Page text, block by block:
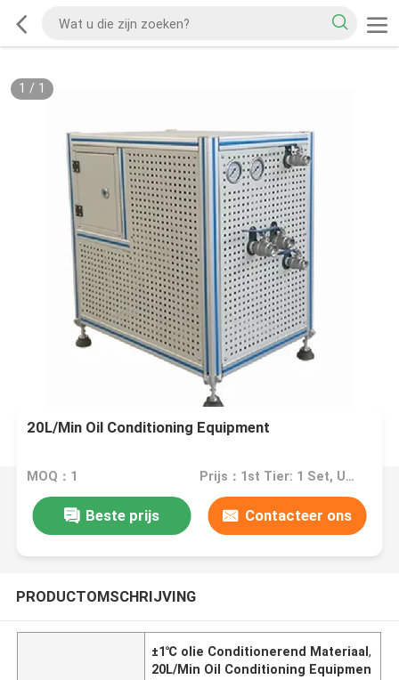
1 / 1
20L/Min Oil Conditioning Equipment
MOQ：1 Prijs：1st Tier: 1 Set, Unit Price USD 3.00 2nd Tier: 2-5 Sets, Unit Price USD 2.00 3rd Tier: Over 5 Sets, Unit Price USD 1.00
Beste prijs Contacteer ons
PRODUCTOMSCHRIJVING
±1℃ olie Conditionerend Materiaal,
20L/Min Oil Conditioning Equipmen